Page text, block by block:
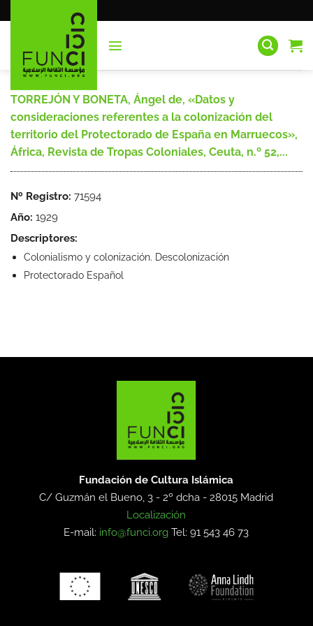
al
TORREJÓN Y BONETA, Ángel de, «Datos y
consideraciones referentes a la colonización del
territorio del Protectorado de España en Marruecos»,
África, Revista de Tropas Coloniales, Ceuta, n.º 52,...
Nº Registro: 71594
Año: 1929
Descriptores:
Colonialismo y colonización. Descolonización
Protectorado Español
Fundación de Cultura Islámica
C/ Guzmán el Bueno, 3 - 2º dcha -28015 Madrid
Localización
E-mail: info@funci.org Tel: 91 543 46 73